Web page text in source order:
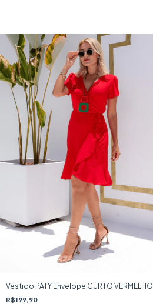
Vestido PATY Envelope CURTO VERMELHO
R$199,90